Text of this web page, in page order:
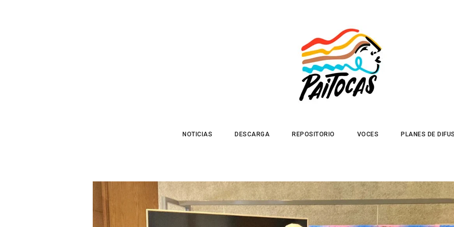
NOTICIAS DESCARGA REPOSITORIO VOCES PLANES DE